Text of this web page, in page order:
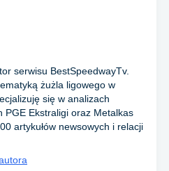
serwisu BestSpeedwayTv.
żużla ligowego w
się w analizach
PGE Ekstraligi oraz Metalkas
artykułów newsowych i relacji